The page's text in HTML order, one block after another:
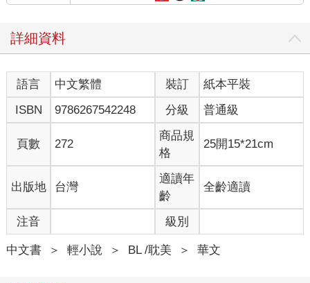
詳細資料
語言 中文繁體 裝訂
紙本平裝
ISBN
9786267542248 分級 普通級
頁數 272
商品規
格
25開15*21cm
出版地 台灣
適讀年
齡
全齡適讀
注音 級別
中文書 ＞ 輕小說 ＞ BL /耽美 ＞ 華文